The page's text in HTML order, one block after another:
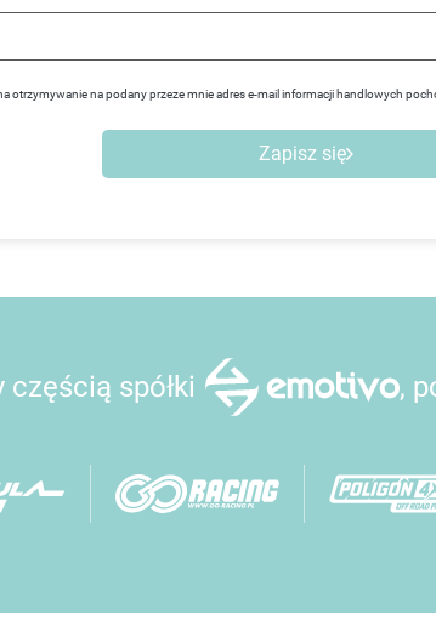
otrzymywanie na podany przeze mnie adres e-mail informacji handlowych
Zapisz się
spółki ,